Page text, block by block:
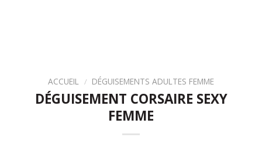
ACCUEIL / DÉGUISEMENTS ADULTES FEMME
DÉGUISEMENT CORSAIRE SEXY
FEMME